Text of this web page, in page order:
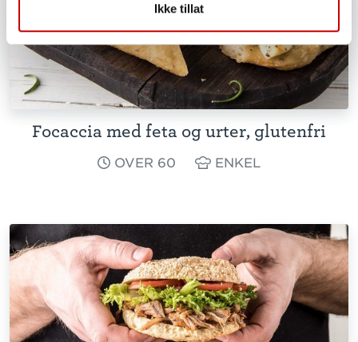
Ikke tillat
Focaccia med feta og urter, glutenfri
OVER 60 ENKEL